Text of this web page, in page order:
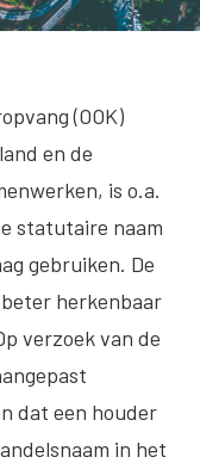
(OOK)
en de
is o.a.
statutaire naam
gebruiken. De
herkenbaar
verzoek van de
dat een houder
in het